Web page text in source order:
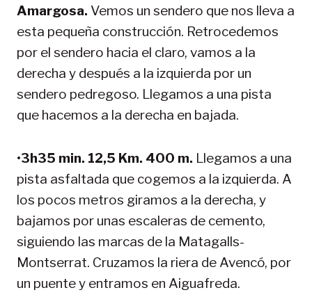
Amargosa. Vemos un sendero que nos lleva a
esta pequeña construcción. Retrocedemos
por el sendero hacia el claro, vamos a la
derecha y después a la izquierda por un
sendero pedregoso. Llegamos a una pista
que hacemos a la derecha en bajada.
•3h35 min. 12,5 Km. 400 m. Llegamos a una
pista asfaltada que cogemos a la izquierda. A
los pocos metros giramos a la derecha, y
bajamos por unas escaleras de cemento,
siguiendo las marcas de la Matagalls-
Montserrat. Cruzamos la riera de Avencó, por
un puente y entramos en Aiguafreda.